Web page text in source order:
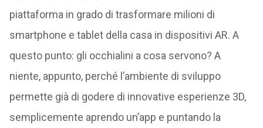
piattaforma in grado di trasformare milioni di
smartphone e tablet della casa in dispositivi AR. A
questo punto: gli occhialini a cosa servono? A
niente, appunto, perché l’ambiente di sviluppo
permette già di godere di innovative esperienze 3D,
semplicemente aprendo un’app e puntando la